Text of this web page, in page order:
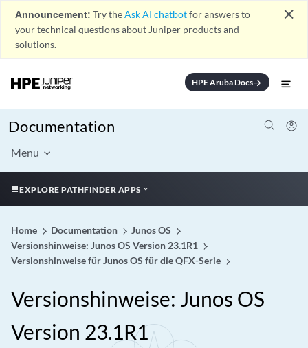
Announcement: Try theAsk AI chatbotfor answers to
your technical questions about Juniper products and
solutions.
close
HPE Aruba Docsarrow_forward
Documentation
Menu
EXPLORE PATHFINDER APPS
Home Documentation
Junos OS
Versionshinweise: Junos OS Version 23.1R1
Versionshinweise für Junos OS für die QFX-Serie
Versionshinweise: Junos OS
Version 23.1R1